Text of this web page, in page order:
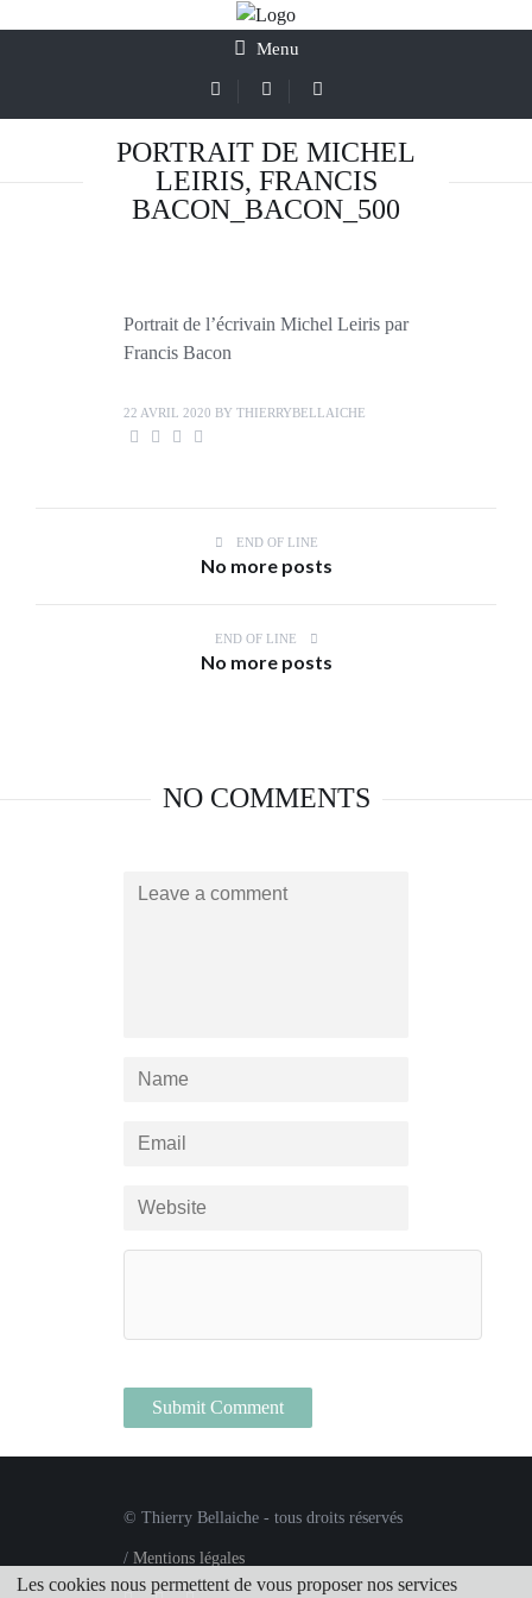
Menu
PORTRAIT DE MICHEL
LEIRIS, FRANCIS
BACON_BACON_500
Portrait de l’écrivain Michel Leiris par
Francis Bacon
22 AVRIL 2020 BY THIERRYBELLAICHE
END OF LINE
No more posts
END OF LINE
No more posts
NO COMMENTS
© Thierry Bellaiche - tous droits réservés
/ Mentions légales
Les cookies nous permettent de vous proposer nos services